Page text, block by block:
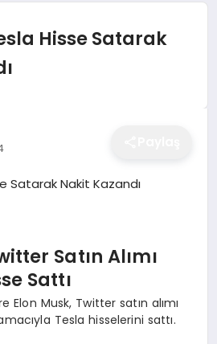
Hisse Satarak
Satın Alımı
Sattı
Elon Musk, Twitter satın alımı
Tesla hisselerini sattı.